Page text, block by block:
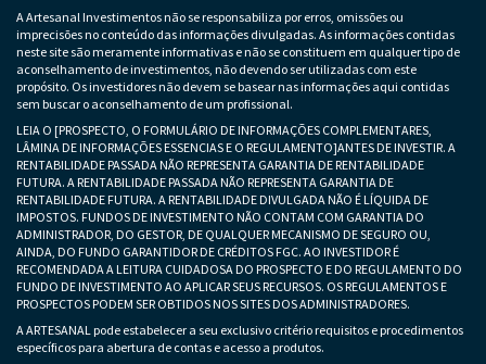
A Artesanal Investimentos não se responsabiliza por erros, omissões ou
imprecisões no conteúdo das informações divulgadas. As informações contidas
neste site são meramente informativas e não se constituem em qualquer tipo de
aconselhamento de investimentos, não devendo ser utilizadas com este
propósito. Os investidores não devem se basear nas informações aqui contidas
sem buscar o aconselhamento de um profissional.
LEIA O [PROSPECTO, O FORMULÁRIO DE INFORMAÇÕES COMPLEMENTARES,
LÂMINA DE INFORMAÇÕES ESSENCIAS E O REGULAMENTO]ANTES DE INVESTIR. A
RENTABILIDADE PASSADA NÃO REPRESENTA GARANTIA DE RENTABILIDADE
FUTURA. A RENTABILIDADE PASSADA NÃO REPRESENTA GARANTIA DE
RENTABILIDADE FUTURA. A RENTABILIDADE DIVULGADA NÃO É LÍQUIDA DE
IMPOSTOS. FUNDOS DE INVESTIMENTO NÃO CONTAM COM GARANTIA DO
ADMINISTRADOR, DO GESTOR, DE QUALQUER MECANISMO DE SEGURO OU,
AINDA, DO FUNDO GARANTIDOR DE CRÉDITOS FGC. AO INVESTIDOR É
RECOMENDADA A LEITURA CUIDADOSA DO PROSPECTO E DO REGULAMENTO DO
FUNDO DE INVESTIMENTO AO APLICAR SEUS RECURSOS. OS REGULAMENTOS E
PROSPECTOS PODEM SER OBTIDOS NOS SITES DOS ADMINISTRADORES.
A ARTESANAL pode estabelecer a seu exclusivo critério requisitos e procedimentos
específicos para abertura de contas e acesso a produtos.